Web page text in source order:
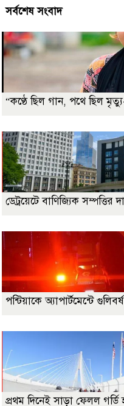
সর্বশেষ সংবাদ
“কণ্ঠে ছিল গান, পথে ছিল
ডেট্রয়েটে বাণিজ্যিক
পন্টিয়াকে অ্যাপার্টমেন্টে
প্রথম দিনেই সাড়া ফেলল